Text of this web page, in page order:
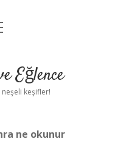
Eğlence
keşifler!
ne okunur